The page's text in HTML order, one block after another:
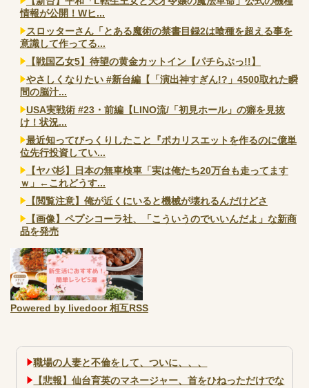
情報が公開！Wヒ...
スロッターさん「とある魔術の禁書目録2は喰種を超える事を
意識して作ってる...
【戦国乙女5】待望の黄金カットイン【パチらぶっ!!】
やさしくなりたい #新台編【「演出神すぎん!?」4500取れた瞬
間の脳汁...
USA実戦術 #23・前編【LINO流/「初見ホール」の癖を見抜
け！状況...
最近知ってびっくりしたこと『ポカリスエットを作るのに億単
位先行投資してい...
【ヤバ杉】日本の無車検車「実は俺たち20万台も走ってます
ｗ」←これどうす...
【閲覧注意】俺が近くにいると機械が壊れるんだけどさ
【画像】ペプシコーラ社、「こういうのでいいんだよ」な新商
品を発売
Powered by livedoor 相互RSS
職場の人妻と不倫をして、ついに、、、
【悲報】仙台育英のマネージャー、首をひねっただけでな